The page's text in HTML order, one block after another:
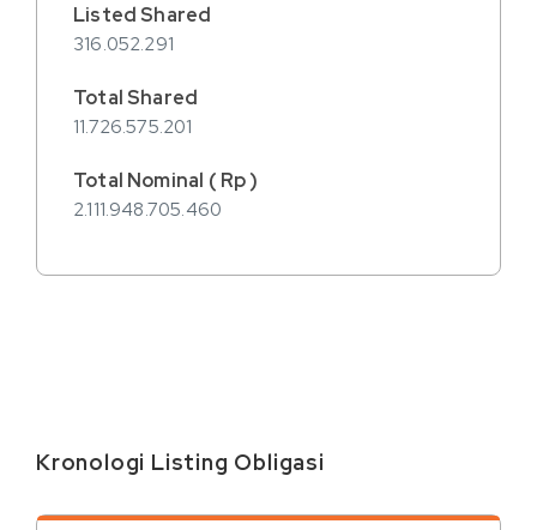
316.052.291
11.726.575.201
2.111.948.705.460
Kronologi Listing Obligasi